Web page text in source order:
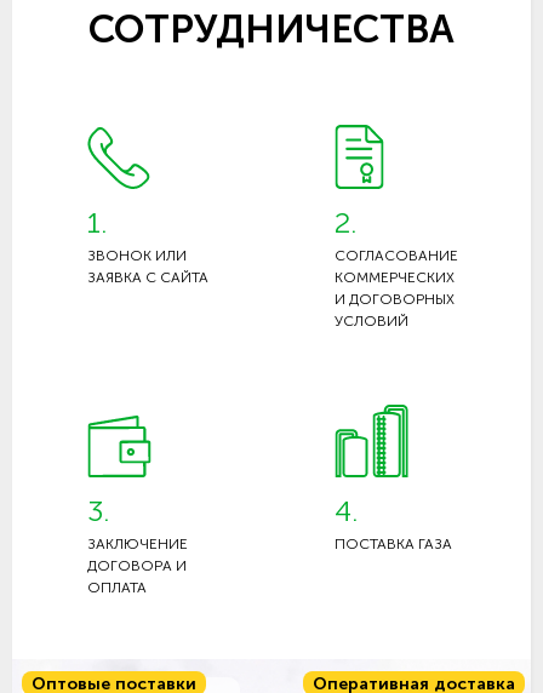
СОТРУДНИЧЕСТВА
1.
ЗВОНОК ИЛИ
ЗАЯВКА С САЙТА
2.
СОГЛАСОВАНИЕ
КОММЕРЧЕСКИХ
И ДОГОВОРНЫХ
УСЛОВИЙ
3.
ЗАКЛЮЧЕНИЕ
ДОГОВОРА И
ОПЛАТА
4.
ПОСТАВКА ГАЗА
Оптовые поставки Оперативная доставка